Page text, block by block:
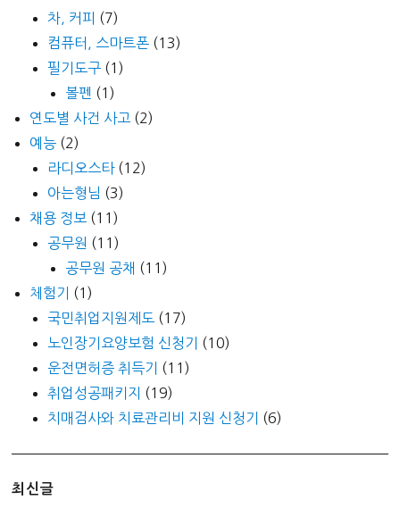
차, 커피 (7)
컴퓨터, 스마트폰 (13)
필기도구 (1)
볼펜 (1)
연도별 사건 사고 (2)
예능 (2)
라디오스타(12)
아는형님 (3)
채용 정보 (11)
공무원 (11)
공무원 공채 (11)
체험기
(1)
국민취업지원제도 (17)
노인장기요양보험 신청기
(10)
운전면허증 취득기
(11)
취업성공패키지
(19)
치매검사와 치료관리비 지원 신청기
(6)
최신글